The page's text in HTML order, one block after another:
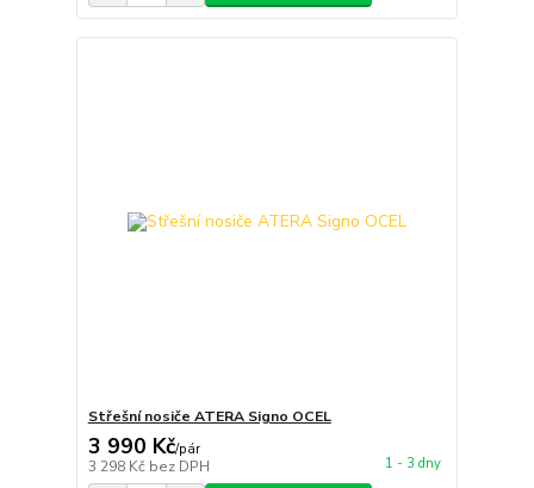
Střešní nosiče ATERA Signo OCEL
3 990 Kč/pár
3 298 Kč bez DPH 1 - 3 dny